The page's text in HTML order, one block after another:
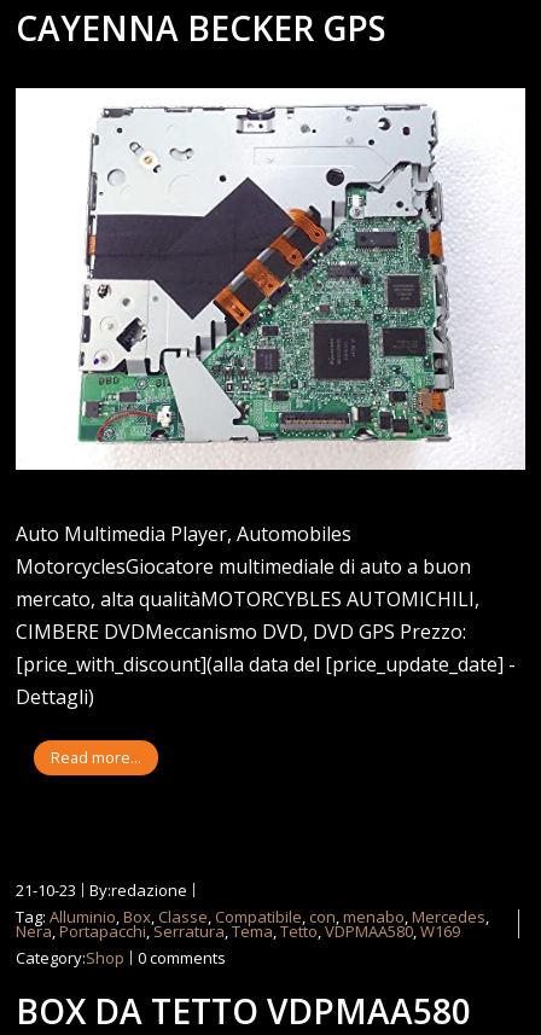
CAYENNA BECKER GPS
Auto Multimedia Player, Automobiles
MotorcyclesGiocatore multimediale di auto a buon
mercato, alta qualitàMOTORCYBLES AUTOMICHILI,
CIMBERE DVDMeccanismo DVD, DVD GPS Prezzo:
[price_with_discount](alla data del [price_update_date] -
Dettagli)
Read more...
21-10-23
By:redazione
Tag:Alluminio,Box, Classe, Compatibile, con,menabo,Mercedes,
Nera,Portapacchi,Serratura,Tema,Tetto,VDPMAA580,W169
Category:Shop 0 comments
BOX DA TETTO VDPMAA580